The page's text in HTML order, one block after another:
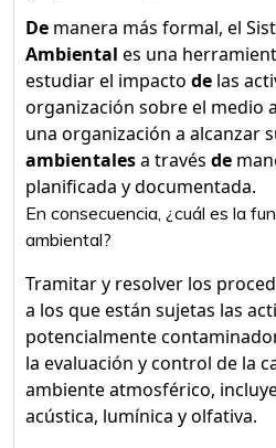
De manera más formal, el
Ambiental es una
estudiar el impacto de las
organización sobre el medio
una organización a alcanzar
ambientalesa través de
planificada y documentada.
En consecuencia, ¿cuál es la
ambiental?
Tramitar y resolver los
a los que están sujetas las
potencialmente
la evaluación y control de la
ambiente atmosférico,
acústica, lumínica y olfativa.